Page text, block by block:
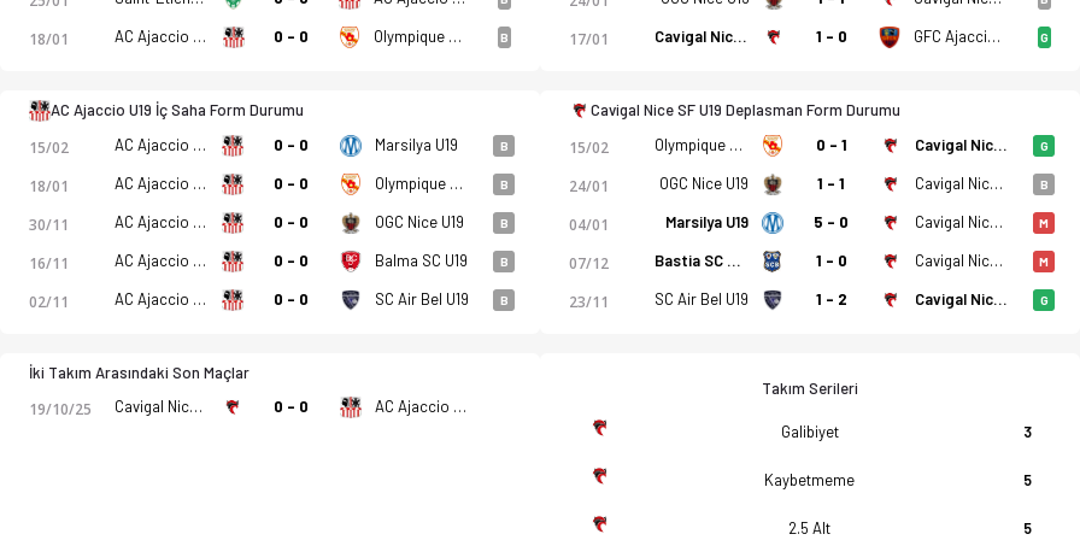
18/01 AC Ajaccio U19 0 - 0 Olympique Rovenain U19 B 17/01 Cavigal Nice SF U19 1 - 0 GFC Ajaccio U19 G
AC Ajaccio U19 İç Saha Form Durumu
15/02 AC Ajaccio U19 0 - 0 Marsilya U19 B
18/01 AC Ajaccio U19 0 - 0 Olympique Rovenain U19 B
30/11 AC Ajaccio U19 0 - 0 OGC Nice U19 B
16/11 AC Ajaccio U19 0 - 0 Balma SC U19 B
02/11 AC Ajaccio U19 0 - 0 SC Air Bel U19 B
Cavigal Nice SF U19 Deplasman Form Durumu
15/02 Olympique Rovenain U19 0 - 1 Cavigal Nice SF U19 G
24/01 OGC Nice U19 1 - 1 Cavigal Nice SF U19 B
04/01 Marsilya U19 5 - 0 Cavigal Nice SF U19 M
07/12 Bastia SC U19 1 - 0 Cavigal Nice SF U19 M
23/11 SC Air Bel U19 1 - 2 Cavigal Nice SF U19 G
İki Takım Arasındaki Son Maçlar
19/10/25 Cavigal Nice SF U19 0 - 0 AC Ajaccio U19
Takım Serileri
Galibiyet 3
Kaybetmeme 5
2.5 Alt 5